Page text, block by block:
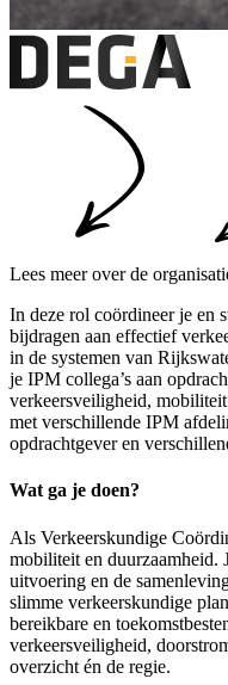
Lees meer over de
In deze rol coördineer je en
bijdragen aan effectief
in de systemen van
je IPM collega’s aan
verkeersveiligheid,
met verschillende IPM
opdrachtgever en
Wat ga je doen?
Als Verkeerskundige
mobiliteit en duurzaamheid.
uitvoering en de
slimme verkeerskundige
bereikbare en
verkeersveiligheid,
overzicht én de regie.